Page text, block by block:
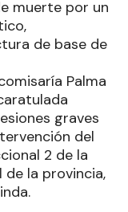
muerte por un
de base de
Palma
graves
del
2 de la
de la provincia,